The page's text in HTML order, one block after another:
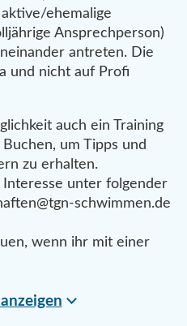
ehemalige
Ansprechperson)
antreten. Die
und nicht auf Profi
auch ein Training
um Tipps und
zu erhalten.
Interesse unter folgender
schwimmen.de
wenn ihr mit einer